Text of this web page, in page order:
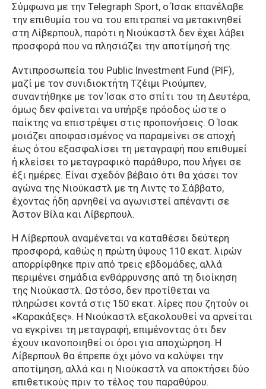
Σύμφωνα με την Telegraph Sport, ο Ίσακ επανέλαβε
την επιθυμία του να του επιτραπεί να μετακινηθεί
στη Λίβερπουλ, παρότι η Νιούκαστλ δεν έχει λάβει
προσφορά που να πλησιάζει την αποτίμησή της.
Αντιπροσωπεία του Public Investment Fund (PIF),
μαζί με τον συνιδιοκτήτη Τζέιμι Ριούμπεν,
συναντήθηκε με τον Ίσακ στο σπίτι του τη Δευτέρα,
όμως δεν φαίνεται να υπήρξε πρόοδος ώστε ο
παίκτης να επιστρέψει στις προπονήσεις. Ο Ίσακ
μοιάζει αποφασισμένος να παραμείνει σε αποχή
έως ότου εξασφαλίσει τη μεταγραφή που επιθυμεί
ή κλείσει το μεταγραφικό παράθυρο, που λήγει σε
έξι ημέρες. Είναι σχεδόν βέβαιο ότι θα χάσει τον
αγώνα της Νιούκαστλ με τη Λιντς το Σάββατο,
έχοντας ήδη αρνηθεί να αγωνιστεί απέναντι σε
Άστον Βίλα και Λίβερπουλ.
Η Λίβερπουλ αναμένεται να καταθέσει δεύτερη
προσφορά, καθώς η πρώτη ύψους 110 εκατ. λιρών
απορρίφθηκε πριν από τρεις εβδομάδες, αλλά
περιμένει σημάδια ενθάρρυνσης από τη διοίκηση
της Νιούκαστλ. Ωστόσο, δεν προτίθεται να
πληρώσει κοντά στις 150 εκατ. λίρες που ζητούν οι
«Καρακάξες». Η Νιούκαστλ εξακολουθεί να αρνείται
να εγκρίνει τη μεταγραφή, επιμένοντας ότι δεν
έχουν ικανοποιηθεί οι όροι για αποχώρηση. Η
Λίβερπουλ θα έπρεπε όχι μόνο να καλύψει την
αποτίμηση, αλλά και η Νιούκαστλ να αποκτήσει δύο
επιθετικούς πριν το τέλος του παραθύρου.